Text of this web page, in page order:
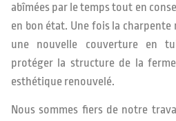
abîmées par le temps tout en
en bon état. Une fois la charpente
une nouvelle couverture en
protéger la structure de la
esthétique renouvelé.
Nous sommes fiers de notre